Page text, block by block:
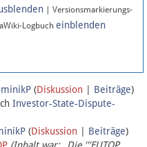
| Versionsmarkierungs-
Logbuch einblenden
(Diskussion Beiträge)
Investor-State-Dispute-
(Diskussion Beiträge)